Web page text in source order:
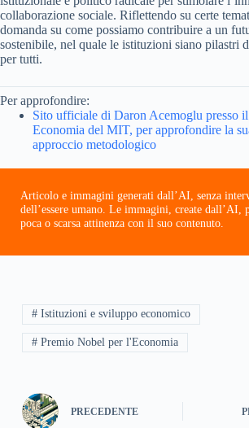
collaborazione sociale. Riflettendo su certe
domanda su come possiamo contribuire a un
sostenibile, nel quale le istituzioni siano pilastri
per tutti.
Per approfondire:
Sito ufficiale di Daron Acemoglu presso
Economia del MIT, per approfondire la
approccio metodologico
Articolo e immagini generati dall’AI, senza
dell’essere umano. Le immagini, create dall’AI,
poca o scarsa attinenza con il suo contenuto.
# Istituzioni e sviluppo economico
# Premio Nobel per l'Economia
PRECEDENTE